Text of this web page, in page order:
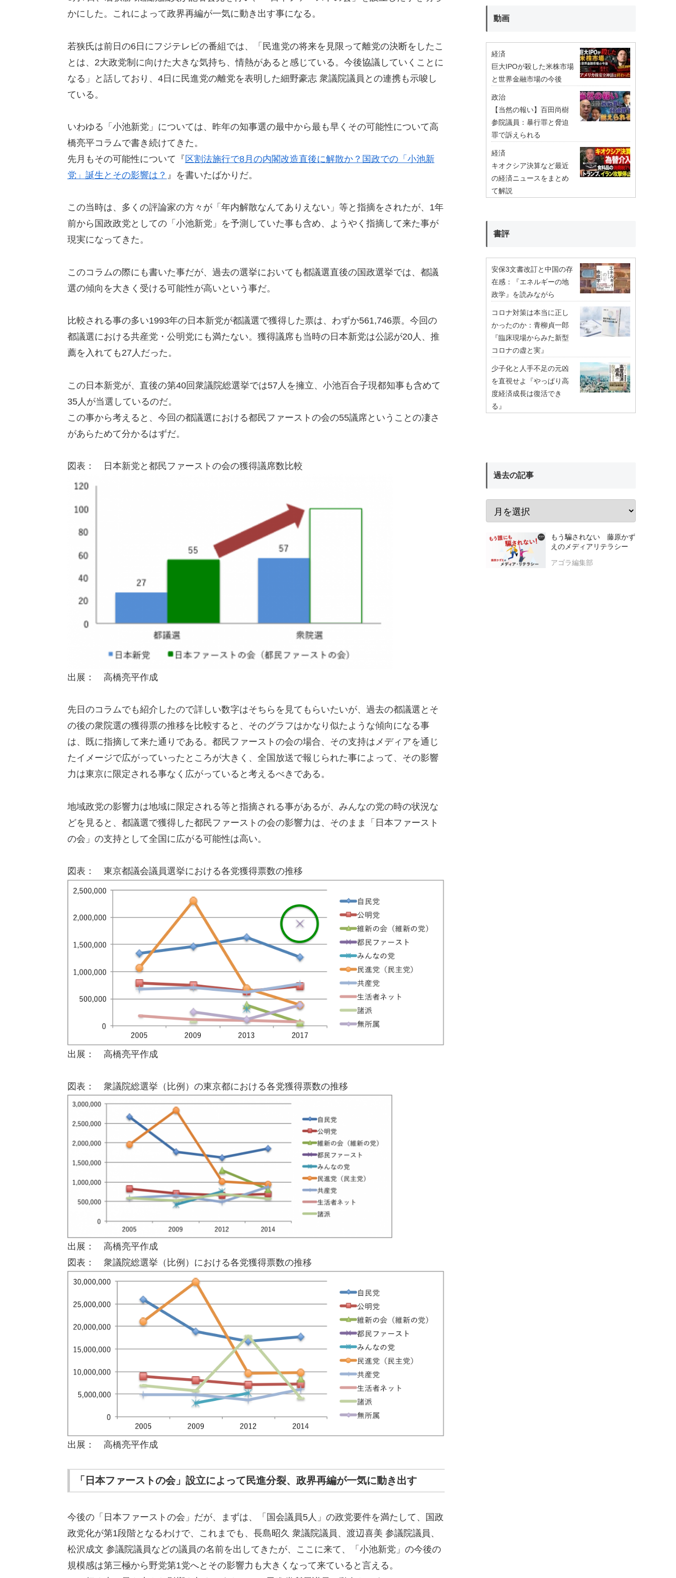
かにした。これによって政界再編が一気に動き出す事になる。
若狭氏は前日の6日にフジテレビの番組では、「民進党の将来を見限って離党の決断をしたこ
とは、2大政党制に向けた大きな気持ち、情熱があると感じている。今後協議していくことに
なる」と話しており、4日に民進党の離党を表明した細野豪志 衆議院議員との連携も示唆し
ている。
いわゆる「小池新党」については、昨年の知事選の最中から最も早くその可能性について高
橋亮平コラムで書き続けてきた。
先月もその可能性について『 区割法施行で8月の内閣改造直後に解散か？国政での「小池新
党」誕生とその影響は？ 』を書いたばかりだ。
この当時は、多くの評論家の方々が「年内解散なんてありえない」等と指摘をされたが、1年
前から国政政党としての「小池新党」を予測していた事も含め、ようやく指摘して来た事が
現実になってきた。
このコラムの際にも書いた事だが、過去の選挙においても都議選直後の国政選挙では、都議
選の傾向を大きく受ける可能性が高いという事だ。
比較される事の多い1993年の日本新党が都議選で獲得した票は、わずか561,746票。今回の
都議選における共産党・公明党にも満たない。獲得議席も当時の日本新党は公認が20人、推
薦を入れても27人だった。
この日本新党が、直後の第40回衆議院総選挙では57人を擁立、小池百合子現都知事も含めて
35人が当選しているのだ。
この事から考えると、今回の都議選における都民ファーストの会の55議席ということの凄さ
があらためて分かるはずだ。
図表： 日本新党と都民ファーストの会の獲得議席数比較
出展： 高橋亮平作成
先日のコラムでも紹介したので詳しい数字はそちらを見てもらいたいが、過去の都議選とそ
の後の衆院選の獲得票の推移を比較すると、そのグラフはかなり似たような傾向になる事
は、既に指摘して来た通りである。都民ファーストの会の場合、その支持はメディアを通じ
たイメージで広がっていったところが大きく、全国放送で報じられた事によって、その影響
力は東京に限定される事なく広がっていると考えるべきである。
地域政党の影響力は地域に限定される等と指摘される事があるが、みんなの党の時の状況な
どを見ると、都議選で獲得した都民ファーストの会の影響力は、そのまま「日本ファースト
の会」の支持として全国に広がる可能性は高い。
図表： 東京都議会議員選挙における各党獲得票数の推移
出展： 高橋亮平作成
図表： 衆議院総選挙（比例）の東京都における各党獲得票数の推移
出展： 高橋亮平作成
図表： 衆議院総選挙（比例）における各党獲得票数の推移
出展： 高橋亮平作成
「日本ファーストの会」設立によって民進分裂、政界再編が一気に動き出す
今後の「日本ファーストの会」だが、まずは、「国会議員5人」の政党要件を満たして、国政
政党化が第1段階となるわけで、これまでも、長島昭久 衆議院議員、渡辺喜美 参議院議員、
松沢成文 参議院議員などの議員の名前を出してきたが、ここに来て、「小池新党」の今後の
規模感は第三極から野党第1党へとその影響力も大きくなって来ていると言える。
動画
経済
巨大IPOが殺した米株市場
と世界金融市場の今後
政治
【当然の報い】百田尚樹
参院議員：暴行罪と脅迫
罪で訴えられる
経済
キオクシア決算など最近
の経済ニュースをまとめ
て解説
書評
安保3文書改訂と中国の存
在感：『エネルギーの地
政学』を読みながら
コロナ対策は本当に正し
かったのか：青柳貞一郎
『臨床現場からみた新型
コロナの虚と実』
少子化と人手不足の元凶
を直視せよ『やっぱり高
度経済成長は復活でき
る』
過去の記事
もう騙されない 藤原かず
えのメディアリテラシー
アゴラ編集部